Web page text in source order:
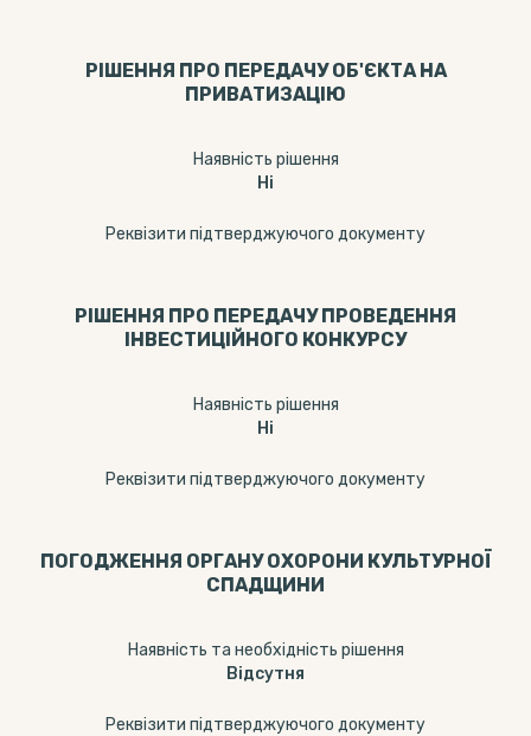
РІШЕННЯ ПРО ПЕРЕДАЧУ ОБ'ЄКТА НА
ПРИВАТИЗАЦІЮ
Наявність рішення
Ні
Реквізити підтверджуючого документу
РІШЕННЯ ПРО ПЕРЕДАЧУ ПРОВЕДЕННЯ
ІНВЕСТИЦІЙНОГО КОНКУРСУ
Наявність рішення
Ні
Реквізити підтверджуючого документу
ПОГОДЖЕННЯ ОРГАНУ ОХОРОНИ КУЛЬТУРНОЇ
СПАДЩИНИ
Наявність та необхідність рішення
Відсутня
Реквізити підтверджуючого документу